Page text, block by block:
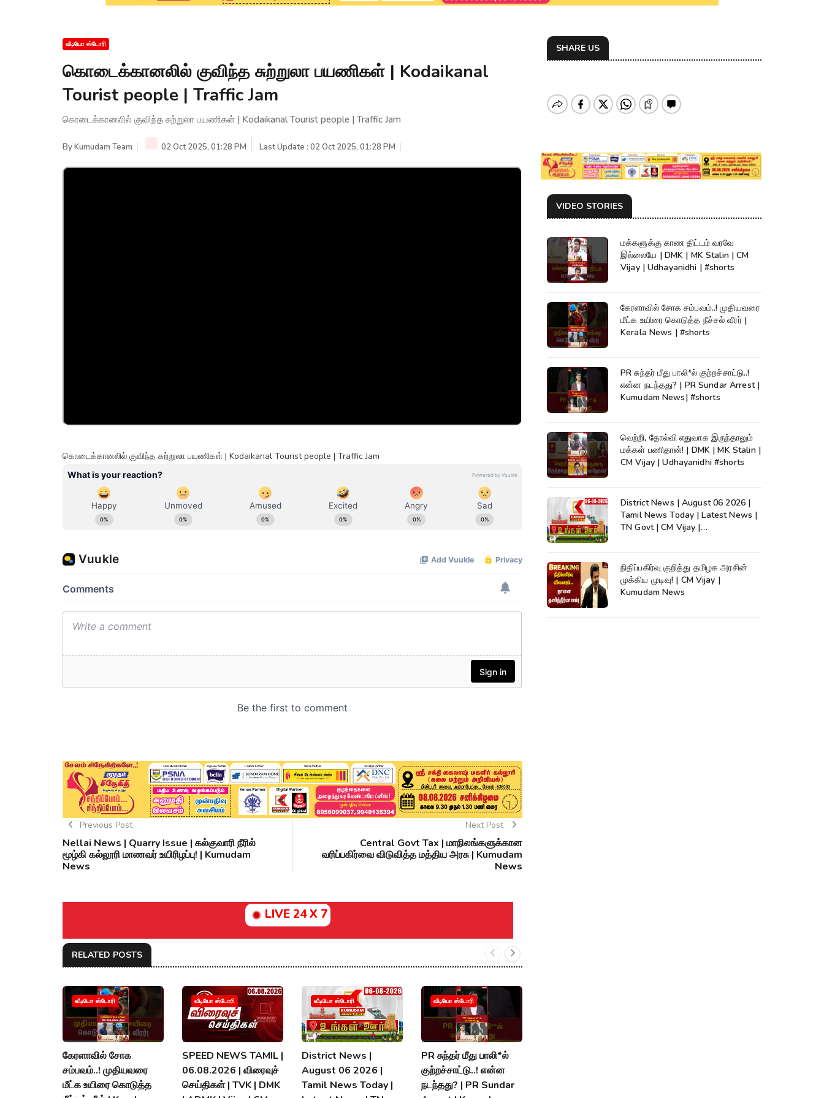
வீடியோ ஸ்டோரி
கொடைக்கானலில் குவிந்த சுற்றுலா பயணிகள் | Kodaikanal
Tourist people | Traffic Jam
கொடைக்கானலில் குவிந்த சுற்றுலா பயணிகள் | Kodaikanal Tourist people | Traffic Jam
ByKumudam Team 02 Oct 2025, 01:28 PM Last Update : 02 Oct 2025, 01:28 PM
கொடைக்கானலில் குவிந்த சுற்றுலா பயணிகள் | Kodaikanal Tourist people | Traffic Jam
Previous Post
Nellai News | Quarry Issue | கல்குவாரி நீரில்
மூழ்கி கல்லூரி மாணவர் உயிரிழப்பு! | Kumudam
News
Next Post
Central Govt Tax | மாநிலங்களுக்கான
வரிப்பகிர்வை விடுவித்த மத்திய அரசு | Kumudam
News
LIVE 24 X 7
RELATED POSTS
வீடியோ ஸ்டோரி
கேரளாவில் சோக
சம்பவம்..! முதியவரை
மீட்க உயிரை கொடுத்த
வீடியோ ஸ்டோரி
SPEED NEWS TAMIL |
06.08.2026 | விரைவுச்
செய்திகள் | TVK | DMK
வீடியோ ஸ்டோரி
District News |
August 06 2026 |
Tamil News Today |
வீடியோ ஸ்டோரி
PR சுந்தர் மீது பாலி*ல்
குற்றச்சாட்டு..! என்ன
நடந்தது? | PR Sundar
SHARE US
VIDEO STORIES
மக்களுக்கு காண திட்டம் வரவே
இல்லையே | DMK | MK Stalin | CM
Vijay | Udhayanidhi | #shorts
கேரளாவில் சோக சம்பவம்..! முதியவரை
மீட்க உயிரை கொடுத்த நீச்சல் வீரர் |
Kerala News | #shorts
PR சுந்தர் மீது பாலி*ல் குற்றச்சாட்டு..!
என்ன நடந்தது? | PR Sundar Arrest |
Kumudam News| #shorts
வெற்றி, தோல்வி எதுவாக இருந்தாலும்
மக்கள் பணிதான்! | DMK | MK Stalin |
CM Vijay | Udhayanidhi #shorts
District News | August 06 2026 |
Tamil News Today | Latest News |
TN Govt | CM Vijay |
நிதிப்பகிர்வு குறித்து தமிழக அரசின்
முக்கிய முடிவு! | CM Vijay |
Kumudam News